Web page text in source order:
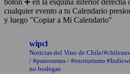
botón ➕ en la esquina inferior derecha
cualquier evento a tu Calendario
y luego "Copiar a Mi Calendario"
wipcl
Noticias del Vino de Chile/
/ #panoramas / #enoturismo
no bodegas